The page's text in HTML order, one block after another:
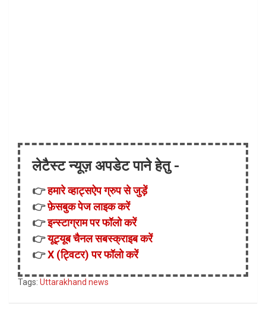
लेटैस्ट न्यूज़ अपडेट पाने हेतु -
👉हमारे व्हाट्सऐप ग्रुप से जुड़ें
👉फ़ेसबुक पेज लाइक करें
👉इन्स्टाग्राम पर फॉलो करें
👉यूट्यूब चैनल सबस्क्राइब करें
👉X (ट्विटर) पर फॉलो करें
Tags: Uttarakhand news